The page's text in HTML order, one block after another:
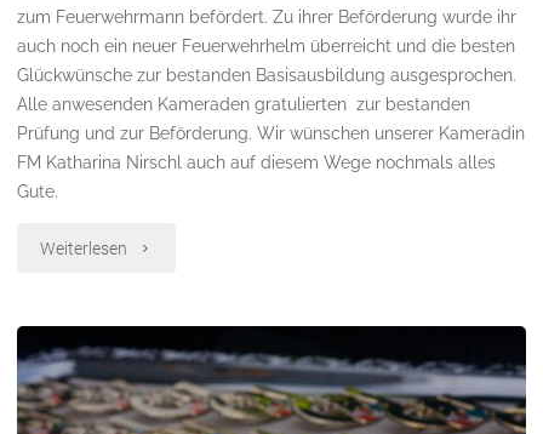
zum Feuerwehrmann befördert. Zu ihrer Beförderung wurde ihr
auch noch ein neuer Feuerwehrhelm überreicht und die besten
Glückwünsche zur bestanden Basisausbildung ausgesprochen.
Alle anwesenden Kameraden gratulierten zur bestanden
Prüfung und zur Beförderung. Wir wünschen unserer Kameradin
FM Katharina Nirschl auch auf diesem Wege nochmals alles
Gute.
Weiterlesen "Beförderung"